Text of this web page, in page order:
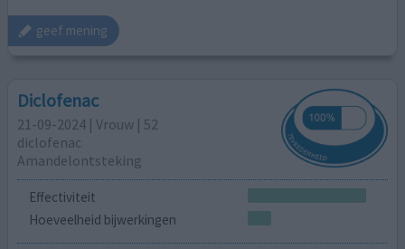
geef mening
Diclofenac
21-09-2024 | Vrouw | 52
diclofenac
Amandelontsteking
Effectiviteit
Hoeveelheid bijwerkingen